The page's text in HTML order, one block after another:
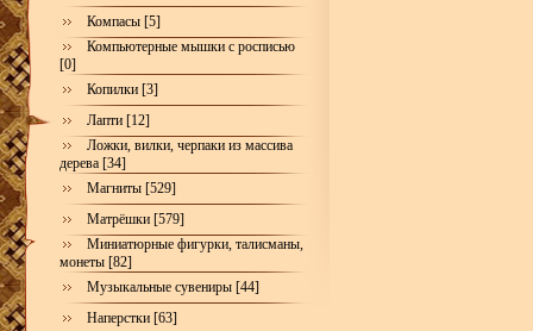
Компасы [5]
Компьютерные мышки с росписью
[0]
Копилки [3]
Лапти [12]
Ложки, вилки, черпаки из массива
дерева [34]
Магниты [529]
Матрёшки [579]
Миниатюрные фигурки, талисманы,
монеты [82]
Музыкальные сувениры [44]
Наперстки [63]